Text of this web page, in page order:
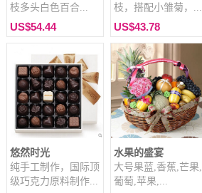
枝多头白色百合...
US$54.44
枝，搭配小雏菊，...
US$43.78
悠然时光
纯手工制作，国际顶
级巧克力原料制作...
水果的盛宴
大号果蓝,香蕉,芒果,
葡萄,苹果,...